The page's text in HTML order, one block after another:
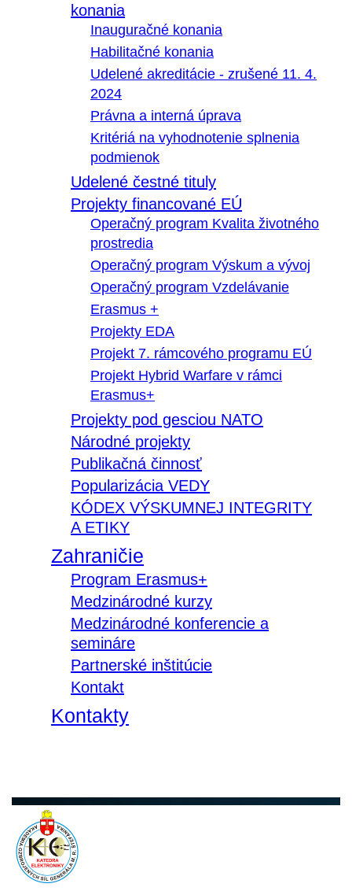
konania
Inauguračné konania
Habilitačné konania
Udelené akreditácie - zrušené 11. 4.
2024
Právna a interná úprava
Kritériá na vyhodnotenie splnenia
podmienok
Udelené čestné tituly
Projekty financované EÚ
Operačný program Kvalita životného
prostredia
Operačný program Výskum a vývoj
Operačný program Vzdelávanie
Erasmus +
Projekty EDA
Projekt 7. rámcového programu EÚ
Projekt Hybrid Warfare v rámci
Erasmus+
Projekty pod gesciou NATO
Národné projekty
Publikačná činnosť
Popularizácia VEDY
KÓDEX VÝSKUMNEJ INTEGRITY
A ETIKY
Zahraničie
Program Erasmus+
Medzinárodné kurzy
Medzinárodné konferencie a
semináre
Partnerské inštitúcie
Kontakt
Kontakty